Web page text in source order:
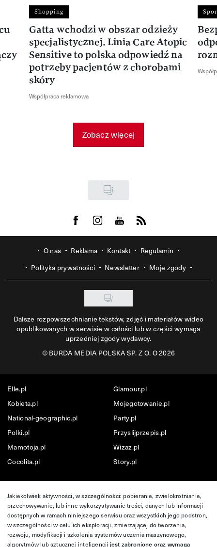
Shopping
Gatta wchodzi w obszar odzieży
specjalistycznej. Linia Care Atopic
Sensitive to polska odpowiedź na
potrzeby pacjentów z chorobami
skóry
Współpraca reklamowa
Zobacz więcej
Visit us on Facebook
Visit us on Instagram
Visit us on Youtube
Visit us on Rss
O nas Reklama Kontakt
Regulamin
Polityka prywatności
Newsletter Moje zgody
Dalsze rozpowszechnianie tekstów, zdjęć i materiałów wideo
opublikowanych w serwisie w całości lub w części wymaga
uprzedniej zgody wydawcy.
©BURDA MEDIA POLSKA SP. Z O. O 2026
Elle.pl
Glamour.pl
Kobieta.pl
Mojegotowanie.pl
National-geographic.pl
Party.pl
Polki.pl
Przyslijprzepis.pl
Mamotoja.pl
Wizaz.pl
Cocolita.pl
Story.pl
Jakiekolwiek aktywności, w szczególności: pobieranie, zwielokrotnianie,
przechowywanie, lub inne wykorzystywanie treści, danych lub informacji
dostępnych w ramach niniejszego serwisu oraz wszystkich jego podstron,
w szczególności w celu ich eksploracji, zmierzającej do tworzenia,
rozwoju, modyfikacji i szkolenia systemów uczenia maszynowego,
algorytmów lub sztucznej inteligencji jest zabronione oraz wymaga